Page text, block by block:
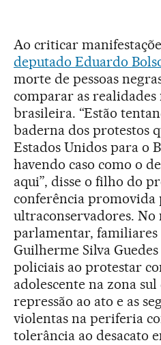
Ao criticar
deputado Eduardo
morte de pessoas
comparar as
brasileira. “Estão
baderna dos protestos
Estados Unidos para o
havendo caso como o
aqui”, disse o filho do
conferência promovida
ultraconservadores. No
parlamentar, familiares
Guilherme Silva
policiais ao protestar
adolescente na zona sul
repressão ao ato e as
violentas na periferia
tolerância ao desacato